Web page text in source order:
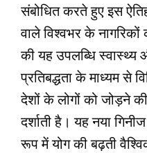
संबोधित करते हुए इस
वाले विश्वभर के
की यह उपलब्धि स्वास्थ्य
प्रतिबद्धता के माध्यम से
देशों के लोगों को जोड़ने
दर्शाती है। यह नया
रूप में योग की बढ़ती